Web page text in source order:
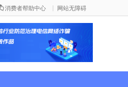
消费者帮助中心 网站无障碍